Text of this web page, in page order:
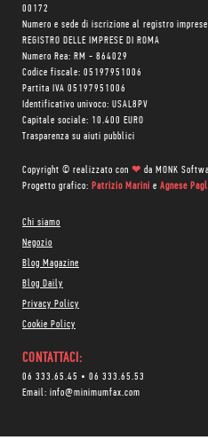
00172
Numero e sede di iscrizione al registro
REGISTRO DELLE IMPRESE DI ROMA
Numero Rea: RM - 864029
Codice fiscale: 05197951006
Partita IVA 05197951006
Identificativo univoco: USAL8PV
Capitale sociale: 10.400 EURO
Trasparenza su aiuti pubblici
Copyright © realizzato con ❤ da MONK
Progetto grafico: Patrizio Marini e Agnese
Chi siamo
Negozio
Blog Magazine
Blog Daily
Privacy Policy
Cookie Policy
CONTATTACI:
06 333.65.45 • 06 333.65.53
Email: info@minimumfax.com